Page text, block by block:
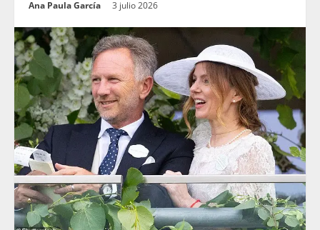
Ana Paula García 3 julio 2026